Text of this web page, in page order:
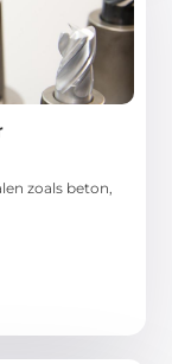
zoals beton,